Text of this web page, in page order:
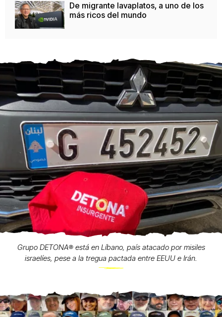
De migrante lavaplatos, a uno de los
más ricos del mundo
Grupo DETONA®️ está en Líbano, país atacado por misiles
israelíes, pese a la tregua pactada entre EEUU e Irán.